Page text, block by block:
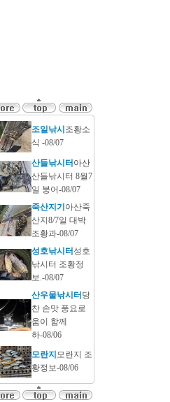
조일낚시 조황소
식 -08/07
산들낚시터 아산
산들낚시터 8월7
일 붕어-08/07
죽산지기 아산죽
산지8/7일 대박
조황과-08/07
성호낚시터 성호
낚시터 조황정
보.-08/07
산우물낚시터 당
찬 손맛 풍요로
움이 함께
하-08/06
모란지 모란지 조
황정보-08/06